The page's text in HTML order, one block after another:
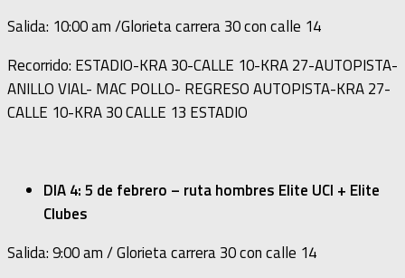
Salida: 10:00 am /Glorieta carrera 30 con calle 14
Recorrido: ESTADIO-KRA 30-CALLE 10-KRA 27-AUTOPISTA-
ANILLO VIAL- MAC POLLO- REGRESO AUTOPISTA-KRA 27-
CALLE 10-KRA 30 CALLE 13 ESTADIO
DIA 4: 5 de febrero – ruta hombres Elite UCI + Elite
Clubes
Salida: 9:00 am / Glorieta carrera 30 con calle 14